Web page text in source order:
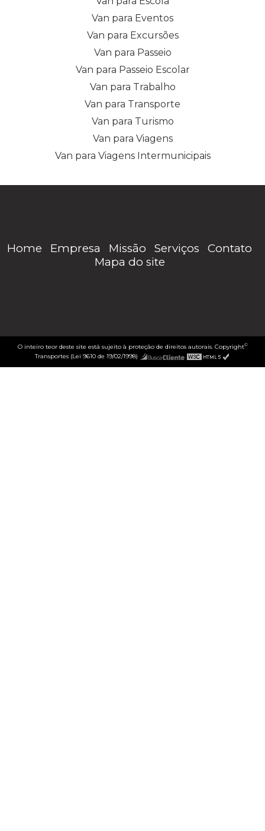
Van para Eventos
Van para Excursões
Van para Passeio
Van para Passeio Escolar
Van para Trabalho
Van para Transporte
Van para Turismo
Van para Viagens
Van para Viagens Intermunicipais
Home Empresa Missão Serviços
Contato
Mapa do site
O inteiro teor deste site está sujeito à proteção de direitos autorais. Copyright©
Transportes (Lei 9610 de 19/02/1998)